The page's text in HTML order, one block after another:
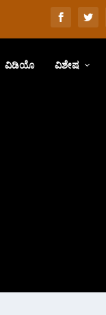
ವಿಡಿಯೊ ವಿಶೇಷ